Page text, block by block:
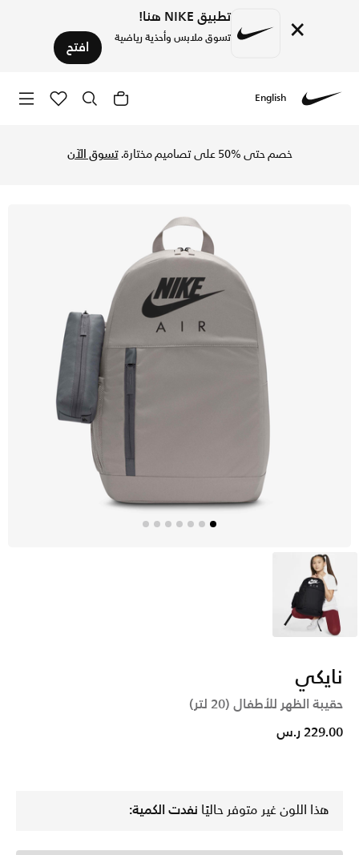
× تطبيق NIKE هنا!
تسوق ملابس وأحذية رياضية افتح
English
خصم حتى %50 على تصاميم مختارة. تسوق الآن
أسود
نايكي
حقيبة الظهر للأطفال (20 لتر)
229.00 ر.س
هذا اللون غير متوفر حاليًا نفدت الكمية: